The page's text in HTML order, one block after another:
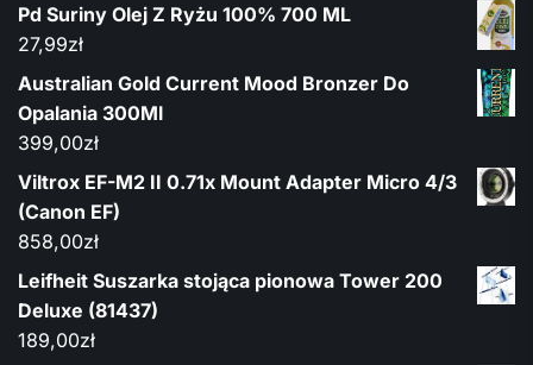
Pd Suriny Olej Z Ryżu 100% 700 ML
27,99zł
Australian Gold Current Mood Bronzer Do
Opalania 300Ml
399,00zł
Viltrox EF-M2 II 0.71x Mount Adapter Micro 4/3
(Canon EF)
858,00zł
Leifheit Suszarka stojąca pionowa Tower 200
Deluxe (81437)
189,00zł